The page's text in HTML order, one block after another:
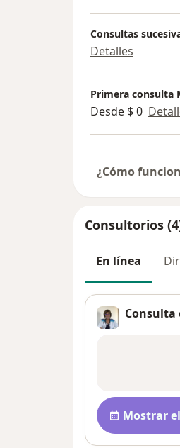
Consultas
Detalles
Primera consulta
Desde $ 0
¿Cómo
Consultorios
En línea
Consulta
Disponibilidad
Mostrar